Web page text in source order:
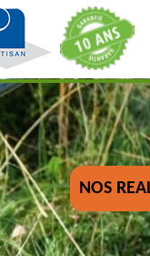
NOS